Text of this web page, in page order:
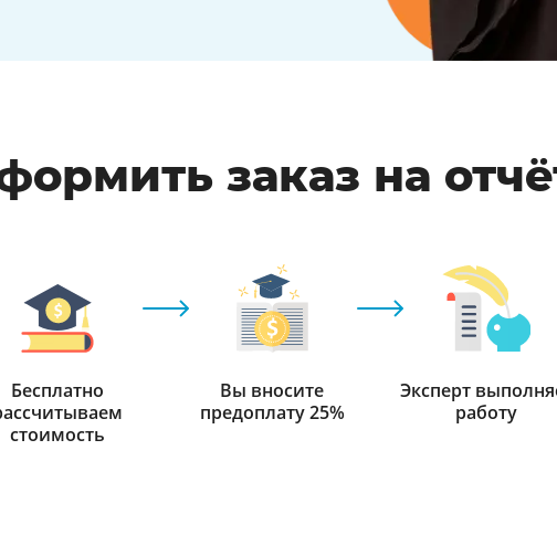
заказ на
Бесплатно
стоимость
Вы вносите
предоплату 25%
Эксперт
работу